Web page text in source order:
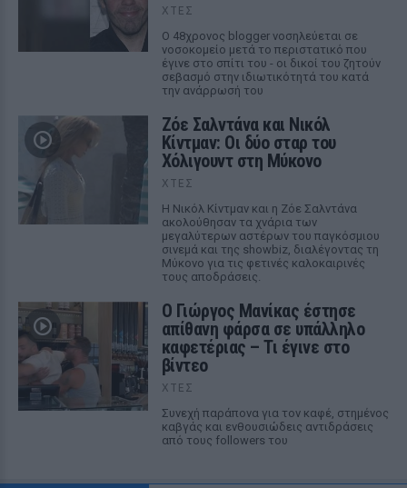
ΧΤΕΣ
Ο 48χρονος blogger νοσηλεύεται σε
νοσοκομείο μετά το περιστατικό που
έγινε στο σπίτι του - οι δικοί του ζητούν
σεβασμό στην ιδιωτικότητά του κατά
την ανάρρωσή του
Ζόε Σαλντάνα και Νικόλ
Κίντμαν: Οι δύο σταρ του
Χόλιγουντ στη Μύκονο
ΧΤΕΣ
Η Νικόλ Κίντμαν και η Ζόε Σαλντάνα
ακολούθησαν τα χνάρια των
μεγαλύτερων αστέρων του παγκόσμιου
σινεμά και της showbiz, διαλέγοντας τη
Μύκονο για τις φετινές καλοκαιρινές
τους αποδράσεις.
Ο Γιώργος Μανίκας έστησε
απίθανη φάρσα σε υπάλληλο
καφετέριας – Τι έγινε στο
βίντεο
ΧΤΕΣ
Συνεχή παράπονα για τον καφέ, στημένος
καβγάς και ενθουσιώδεις αντιδράσεις
από τους followers του